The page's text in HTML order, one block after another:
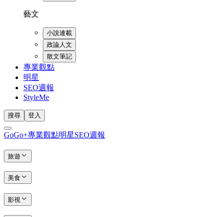
藝文
小說連載
政論人文
散文筆記
專業觀點
明星
SEO週報
StyleMe
搜尋 登入
GoGo+專業觀點明星SEO週報
旅遊
美食
影視